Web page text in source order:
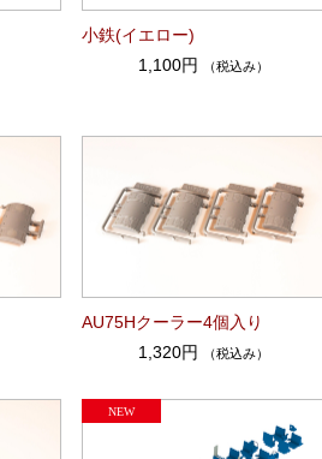
小鉄(イエロー)
1,100円
（税込み）
AU75Hクーラー4個入り
1,320円
（税込み）